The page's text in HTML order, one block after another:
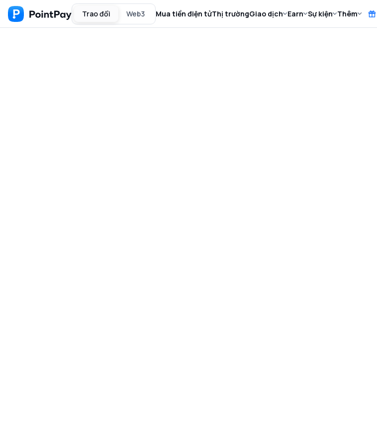
Trao đổi Web3 Mua tiền điện tửThị trườngGiao dịch Earn Sự kiện Thêm